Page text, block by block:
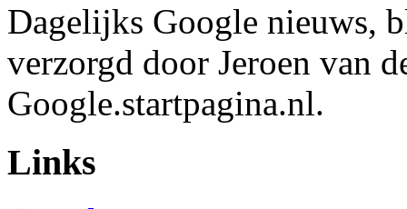
Dagelijks Google nieuws,
verzorgd door Jeroen van
Google.startpagina.nl.
Links